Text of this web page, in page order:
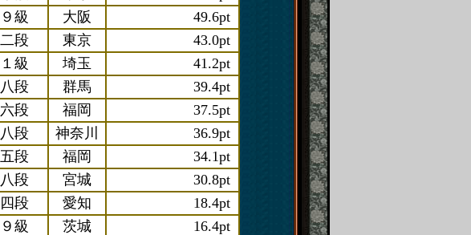
９級 大阪
49.6pt
二段 東京
43.0pt
１級 埼玉
41.2pt
八段 群馬
39.4pt
六段 福岡
37.5pt
八段 神奈川
36.9pt
五段 福岡
34.1pt
八段 宮城
30.8pt
四段 愛知
18.4pt
９級 茨城
16.4pt